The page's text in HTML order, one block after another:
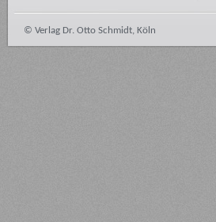
© Verlag Dr. Otto Schmidt, Köln